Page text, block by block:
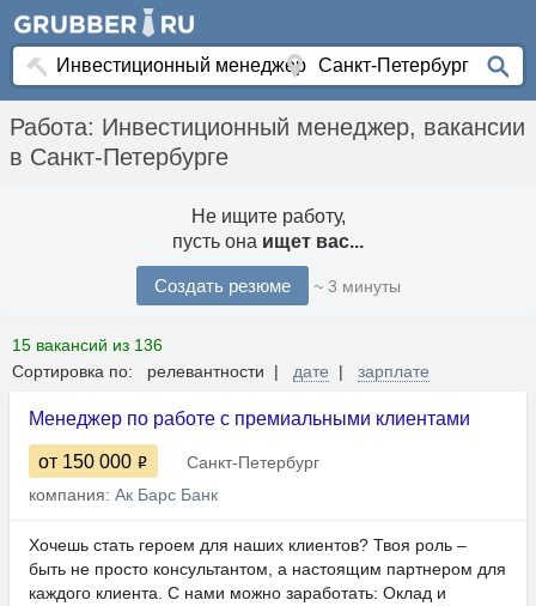
Работа: Инвестиционный менеджер, вакансии
в Санкт-Петербурге
Не ищите работу,
пусть она ищет вас...
Создать резюме ~ 3 минуты
15 вакансий из 136
Сортировка по: релевантности | дате | зарплате
Менеджер по работе с премиальными клиентами
от 150 000
Санкт-Петербург
компания: Ак Барс Банк
Хочешь стать героем для наших клиентов? Твоя роль –
быть не просто консультантом, а настоящим партнером для
каждого клиента. С нами можно заработать: Оклад и